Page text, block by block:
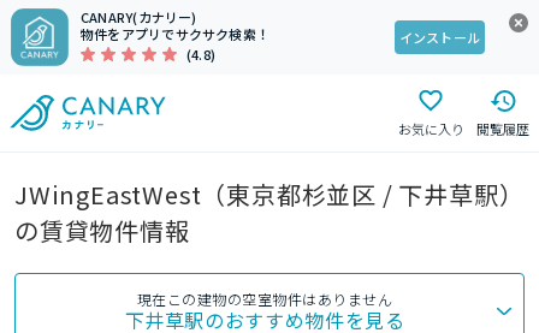
CANARY(カナリー)
物件をアプリでサクサク検索！
(4.8)
インストール
お気に入り 閲覧履歴
JWingEastWest（東京都杉並区 / 下井草駅）
の賃貸物件情報
現在この建物の空室物件はありません
下井草駅のおすすめ物件を見る